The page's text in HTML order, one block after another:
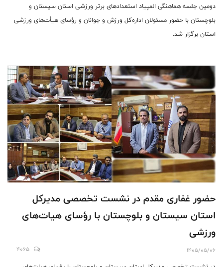
دومین جلسه هماهنگی المپیاد استعدادهای برتر ورزشی استان سیستان و
بلوچستان با حضور مسئولان اداره‌کل ورزش و جوانان و رؤسای هیأت‌های ورزشی
استان برگزار شد.
حضور غفاری مقدم در نشست تخصصی مدیرکل
استان سیستان و بلوچستان با رؤسای هیات‌های
ورزشی
1405/05/06
4065